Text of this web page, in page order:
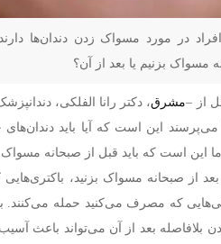
در مورد مسواک زدن دندان‌ها
مسواک بزنیم یا بعد از آن؟
مشرق، دکتر رانا الفلکی،
می‌پرسند این است که آیا باید
ما این است که باید قبل از صبحانه مسواک
بعد از صبحانه مسواک بزنید،
که مصرف می‌کنید حمله می‌کنند.
بلافاصله بعد از آن می‌تواند باعث